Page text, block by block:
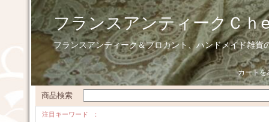
フランスアンティークＣｈ
フランスアンティーク＆ブロカント、ハンドメイド雑貨
カートを
商品検索
注目キーワード